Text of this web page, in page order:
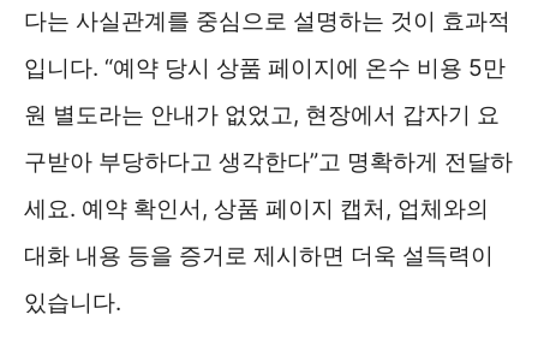
다는 사실관계를 중심으로 설명하는 것이 효과적
입니다. “예약 당시 상품 페이지에 온수 비용 5만
원 별도라는 안내가 없었고, 현장에서 갑자기 요
구받아 부당하다고 생각한다”고 명확하게 전달하
세요. 예약 확인서, 상품 페이지 캡처, 업체와의
대화 내용 등을 증거로 제시하면 더욱 설득력이
있습니다.